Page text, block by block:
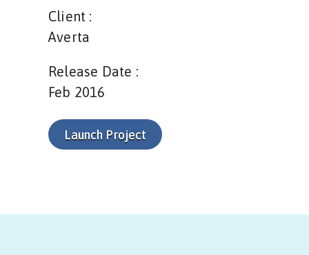
Client :
Averta
Release Date :
Feb 2016
Launch Project